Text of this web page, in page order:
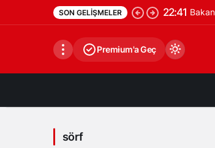
SON GELIŞMELER 22:41
Premium'a Geç
Gündüz Modu
sörf